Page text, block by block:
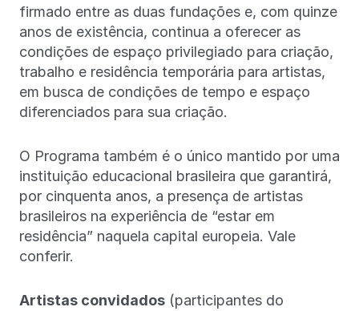
firmado entre as duas fundações e, com quinze
anos de existência, continua a oferecer as
condições de espaço privilegiado para criação,
trabalho e residência temporária para artistas,
em busca de condições de tempo e espaço
diferenciados para sua criação.
O Programa também é o único mantido por uma
instituição educacional brasileira que garantirá,
por cinquenta anos, a presença de artistas
brasileiros na experiência de “estar em
residência” naquela capital europeia. Vale
conferir.
Artistas convidados (participantes do